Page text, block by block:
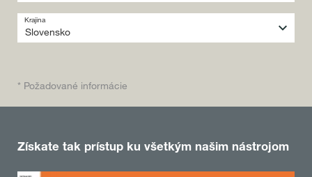
Krajina
* Požadované informácie
Získate tak prístup ku všetkým našim nástrojom